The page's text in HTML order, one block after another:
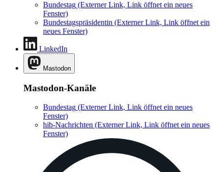
Bundestag (Externer Link, Link öffnet ein neues
Fenster)
Bundestagspräsidentin (Externer Link, Link öffnet ein
neues Fenster)
LinkedIn
Mastodon
Mastodon-Kanäle
Bundestag (Externer Link, Link öffnet ein neues
Fenster)
hib-Nachrichten (Externer Link, Link öffnet ein neues
Fenster)